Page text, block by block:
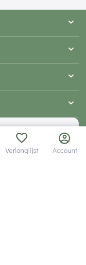
via
Verlanglijst Account